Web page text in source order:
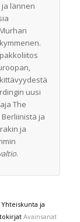
lännen
uusi
The
ja
ja
.
Yhteiskunta ja
Avainsanat